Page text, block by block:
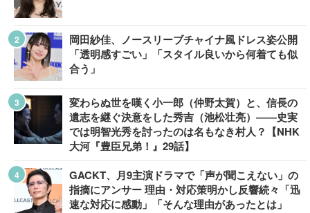
岡田紗佳、ノースリーブチャイナ風ドレス姿公開
「透明感すごい」「スタイル良いから何着ても似
合う」
変わらぬ世を嘆く小一郎（仲野太賀）と、信長の
遺志を継ぐ決意をした秀吉（池松壮亮）――史実
では明智光秀を討ったのは名もなき村人？【NHK
大河『豊臣兄弟！』29話】
GACKT、月9主演ドラマで「声が聞こえない」の
指摘にアンサー 理由・対応策明かし反響続々「迅
速な対応に感動」「そんな理由があったとは」